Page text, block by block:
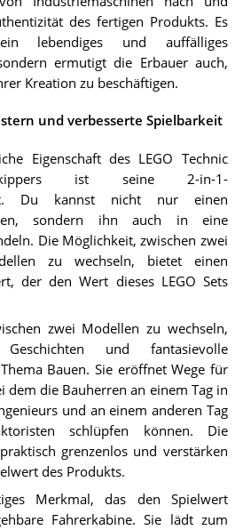
des fertigen Produkts. Es
lebendiges und auffälliges
ermutigt die Erbauer auch,
Kreation zu beschäftigen.
und verbesserte Spielbarkeit
Eigenschaft des LEGO Technic
ist seine 2-in-1-
Du kannst nicht nur einen
sondern ihn auch in eine
Die Möglichkeit, zwischen zwei
zu wechseln, bietet einen
der den Wert dieses LEGO Sets
zwei Modellen zu wechseln,
und fantasievolle
Bauen. Sie eröffnet Wege für
dem die Bauherren an einem Tag in
und an einem anderen Tag
schlüpfen können. Die
grenzenlos und verstärken
des Produkts.
Merkmal, das den Spielwert
Fahrerkabine. Sie lädt zum